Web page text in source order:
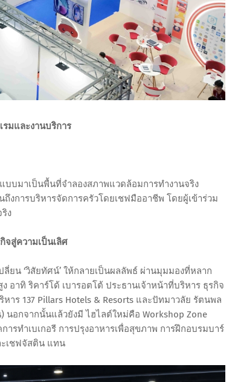
มและงานบริการ
แบบมาเป็นพื้นที่จำลองสภาพแวดล้อมการทำงานจริง
การบริหารจัดการครัวโดยเชฟมืออาชีพ โดยผู้เข้าร่วม
ง
กิจสู่ความเป็นเลิศ
ปลี่ยน ‘วิสัยทัศน์’ ให้กลายเป็นผลลัพธ์ ผ่านมุมมองที่หลาก
อาทิ ริคาร์โด้ เบารอตโต้ ประธานเจ้าหน้าที่บริหาร ธุรกิจ
าร 137 Pillars Hotels & Resorts และปัทมาวลัย รัตนพล
อกจากนั้นแล้วยังมี ไฮไลต์ใหม่คือ Workshop Zone
ทำเบเกอรี การปรุงอาหารเพื่อสุขภาพ การฝึกอบรมบาร์
ะเชฟจัสติน แทน